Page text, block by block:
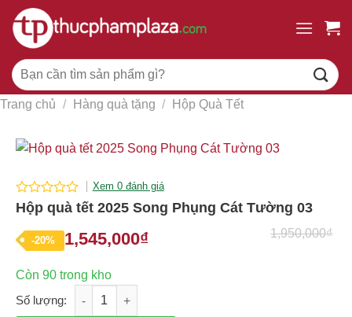
Chuyển
đến
dung
Tìm
kiếm:
Trang chủ / Hàng quà tặng / Hộp Quà Tết
0
out
of
5
Xem 0 đánh giá
Hộp quà tết 2025 Song Phụng Cát Tường 03
-20%
1,950,000₫
Giá
là:
1,950,000₫.
1,545,000₫Giá
Còn 90 trong kho
Hộp quà tết 2025 Song Phụng Cát Tường 03 số lượng